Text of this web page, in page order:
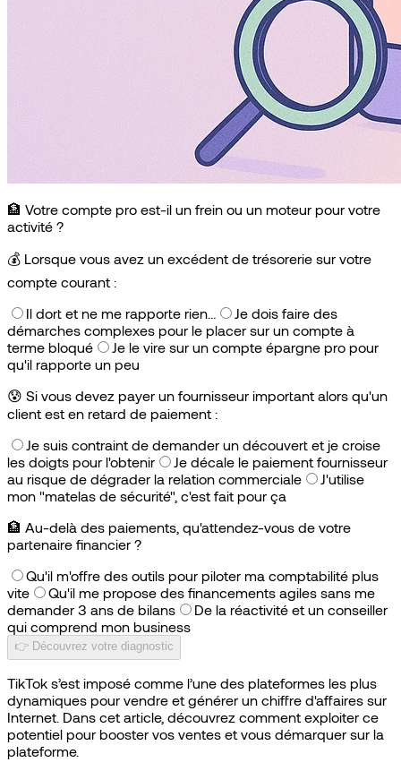
🏦 Votre compte pro est-il un frein ou un moteur pour votre
activité ?
💰 Lorsque vous avez un excédent de trésorerie sur votre
compte courant :
Il dort et ne me rapporte rien…
Je dois faire des
démarches complexes pour le placer sur un compte à
terme bloqué
Je le vire sur un compte épargne pro pour
qu'il rapporte un peu
😰 Si vous devez payer un fournisseur important alors qu'un
client est en retard de paiement :
Je suis contraint de demander un découvert et je croise
les doigts pour l'obtenir
Je décale le paiement fournisseur
au risque de dégrader la relation commerciale
J'utilise
mon "matelas de sécurité", c'est fait pour ça
🏦 Au-delà des paiements, qu'attendez-vous de votre
partenaire financier ?
Qu'il m'offre des outils pour piloter ma comptabilité plus
vite
Qu'il me propose des financements agiles sans me
demander 3 ans de bilans
De la réactivité et un conseiller
qui comprend mon business
👉 Découvrez votre diagnostic
TikTok s’est imposé comme l’une des plateformes les plus
dynamiques pour vendre et générer un chiffre d'affaires sur
Internet. Dans cet article, découvrez comment exploiter ce
potentiel pour booster vos ventes et vous démarquer sur la
plateforme.